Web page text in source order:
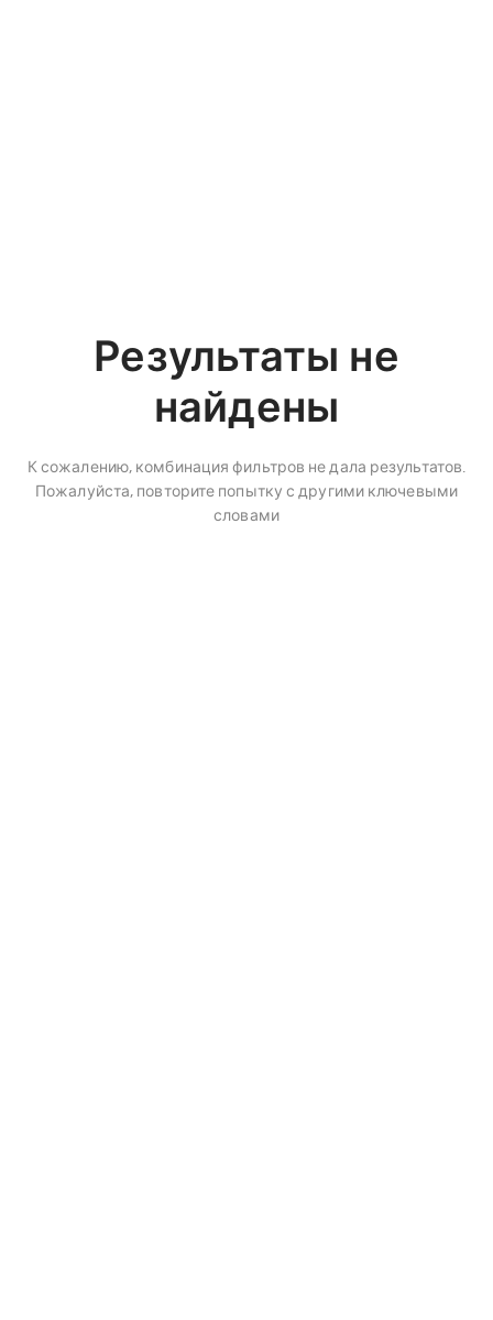
Результаты не
найдены
К сожалению, комбинация фильтров не дала результатов.
Пожалуйста, повторите попытку с другими ключевыми
словами